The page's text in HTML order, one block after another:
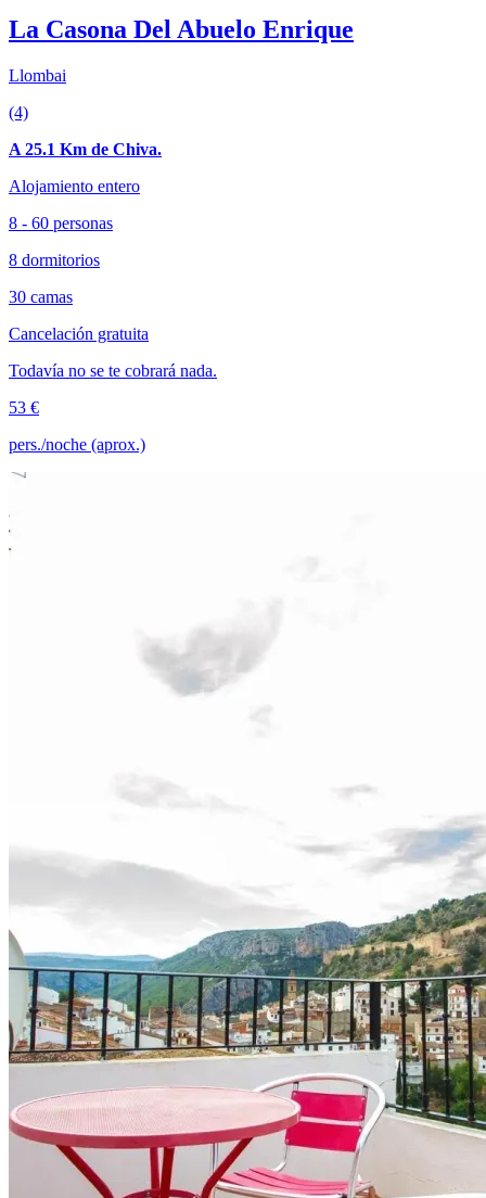
La Casona Del Abuelo Enrique
Llombai
(4)
A 25.1 Km de Chiva.
Alojamiento entero
8 - 60 personas
8 dormitorios
30 camas
Cancelación gratuita
Todavía no se te cobrará nada.
53 €
pers./noche (aprox.)